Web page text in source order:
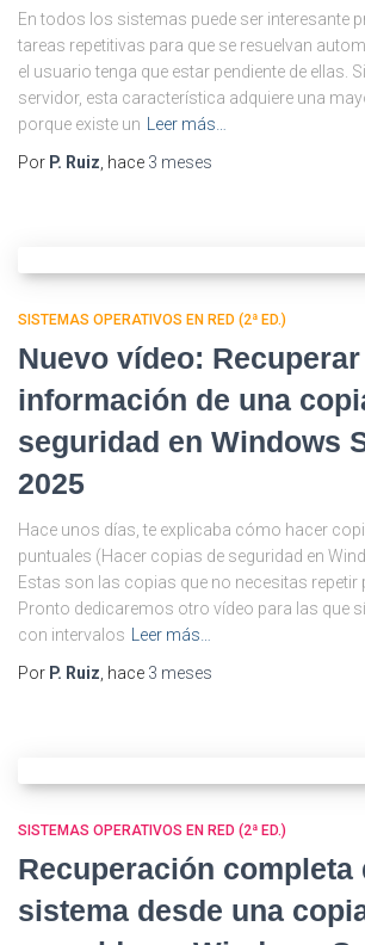
En todos los sistemas puede ser interesante
tareas repetitivas para que se resuelvan
el usuario tenga que estar pendiente de ellas.
servidor, esta característica adquiere una
porque existe un
Leer más…
Por P. Ruiz , hace 3 meses
SISTEMAS OPERATIVOS EN RED (2ª ED.)
Nuevo vídeo: Recuperar
información de una
seguridad en Windows
2025
Hace unos días, te explicaba cómo hacer
puntuales (Hacer copias de seguridad en
Estas son las copias que no necesitas repetir
Pronto dedicaremos otro vídeo para las que
con intervalos
Leer más…
Por P. Ruiz , hace 3 meses
SISTEMAS OPERATIVOS EN RED (2ª ED.)
Recuperación completa
sistema desde una